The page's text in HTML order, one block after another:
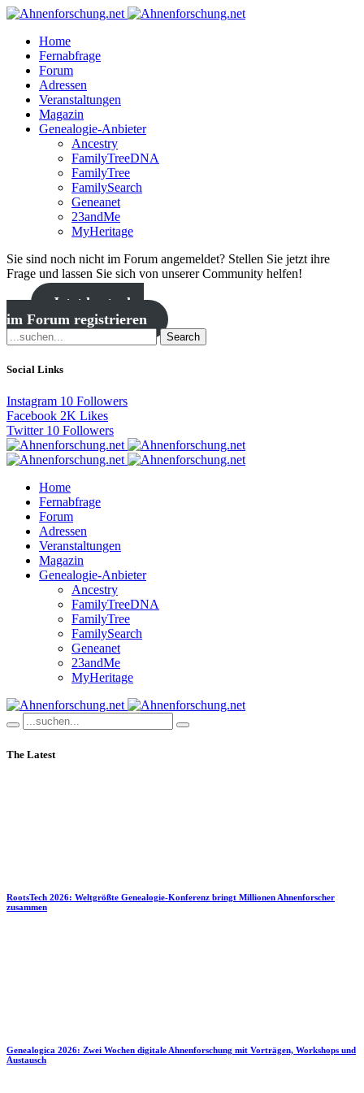
Home
Fernabfrage
Forum
Adressen
Veranstaltungen
Magazin
Genealogie-Anbieter
Ancestry
FamilyTreeDNA
FamilyTree
FamilySearch
Geneanet
23andMe
MyHeritage
Sie sind noch nicht im Forum angemeldet? Stellen Sie jetzt ihre
Frage und lassen Sie sich von unserer Community helfen!
Jetzt kostenlos
im Forum registrieren
Search
Social Links
Instagram 10 Followers
Facebook 2K Likes
Twitter 10 Followers
Home
Fernabfrage
Forum
Adressen
Veranstaltungen
Magazin
Genealogie-Anbieter
Ancestry
FamilyTreeDNA
FamilyTree
FamilySearch
Geneanet
23andMe
MyHeritage
The Latest
RootsTech 2026: Weltgrößte Genealogie-Konferenz bringt Millionen Ahnenforscher
zusammen
Genealogica 2026: Zwei Wochen digitale Ahnenforschung mit Vorträgen, Workshops und
Austausch